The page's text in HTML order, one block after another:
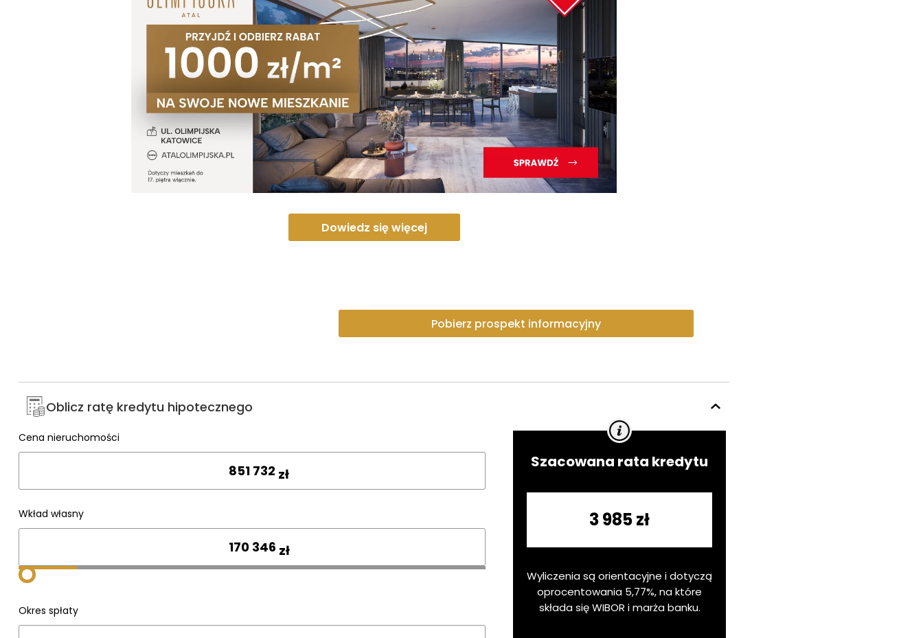
Dowiedz się więcej
Pobierz prospekt informacyjny
Oblicz ratę kredytu hipotecznego
Cena nieruchomości
Wpisz cenę
zł
Wkład własny
zł
Okres spłaty
Szacowana rata kredytu
3 985 zł
Wyliczenia są orientacyjne i dotyczą
oprocentowania 5,77%, na które
składa się WIBOR i marża banku.